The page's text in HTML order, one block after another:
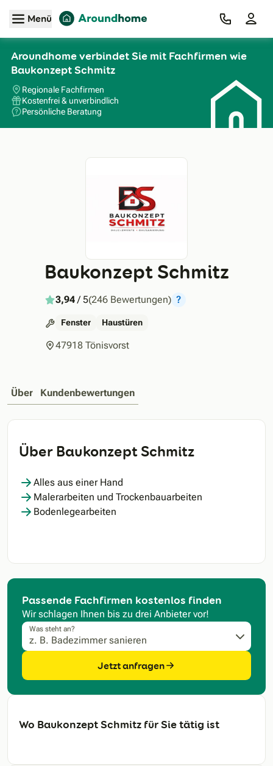
Zum Hauptinhalt
Menü
Aroundhome verbindet Sie mit Fachfirmen wie
Baukonzept Schmitz
Regionale Fachfirmen
Kostenfrei & unverbindlich
Persönliche Beratung
Baukonzept Schmitz
3,94/ 5(246 Bewertungen) ?
Fenster Haustüren
47918 Tönisvorst
Über Kundenbewertungen
Über Baukonzept Schmitz
Alles aus einer Hand
Malerarbeiten und Trockenbauarbeiten
Bodenlegearbeiten
Passende Fachfirmen kostenlos finden
Wir schlagen Ihnen bis zu drei Anbieter vor!
Was steht an?
Jetzt anfragen
Wo Baukonzept Schmitz für Sie tätig ist